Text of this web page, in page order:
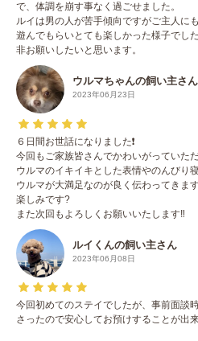
で、体調を崩す事なく過ごせました。
ルイは男の人が苦手傾向ですがご主人に
遊んでもらいとても楽しかった様子でし
非お願いしたいと思います。
ウルマちゃんの飼い主さん
2023年06月23日
６日間お世話になりました❗️
今回もご家族皆さんでかわいがっていただ
ウルマのイキイキとした表情やのんびり
ウルマが大満足なのが良く伝わってきま
楽しみです?
また次回もよろしくお願いいたします‼️
ルイくんの飼い主さん
2023年06月08日
今回初めてのステイでしたが、事前面談
さったので安心してお預けすることが出来